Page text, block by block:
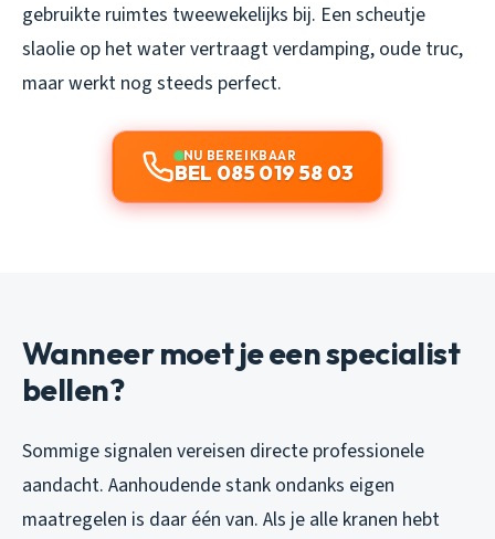
gebruikte ruimtes tweewekelijks bij. Een scheutje
slaolie op het water vertraagt verdamping, oude truc,
maar werkt nog steeds perfect.
NU BEREIKBAAR
BEL 085 019 58 03
Wanneer moet je een specialist
bellen?
Sommige signalen vereisen directe professionele
aandacht. Aanhoudende stank ondanks eigen
maatregelen is daar één van. Als je alle kranen hebt